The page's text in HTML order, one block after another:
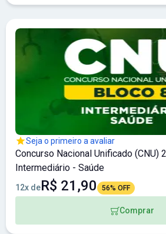
Seja o primeiro a avaliar
Concurso Nacional Unificado (CNU)
Intermediário - Saúde
12x deR$ 21,90 56% OFF
Comprar